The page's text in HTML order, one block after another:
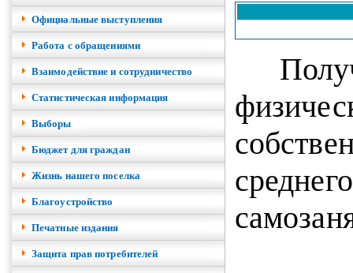
Официальные выступления
Работа с обращениями
Взаимодействие и сотрудничество
Cтатистическая информация
Выборы
Бюджет для граждан
Жизнь нашего поселка
Благоустройство
Печатные издания
Защита прав потребителей